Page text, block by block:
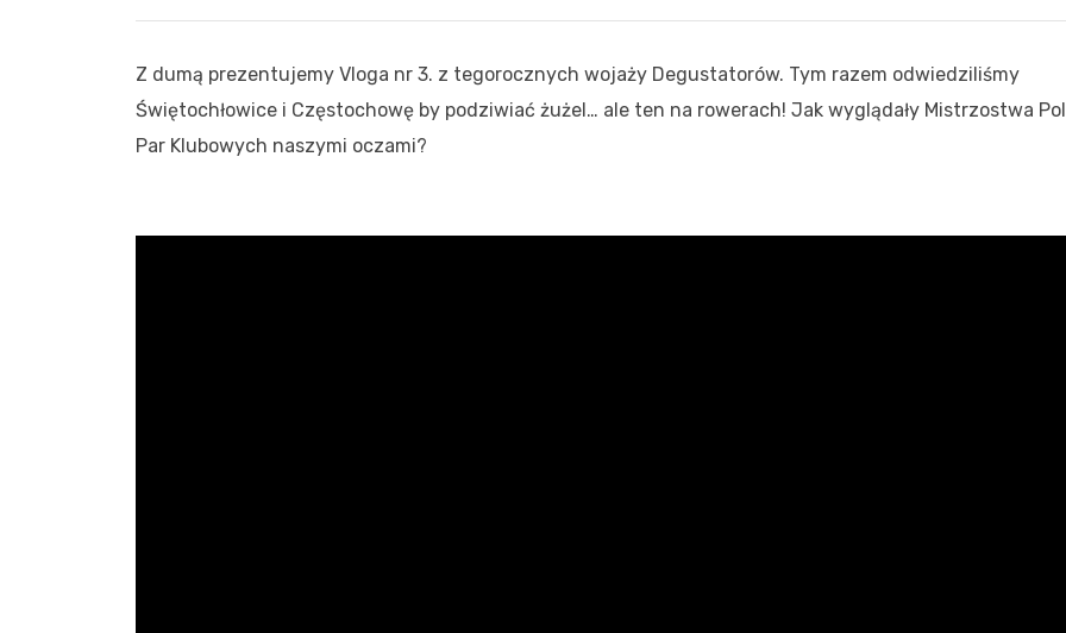
Z dumą prezentujemy Vloga nr 3. z tegorocznych wojaży Degustatorów. Tym razem odwiedziliśmy
Świętochłowice i Częstochowę by podziwiać żużel… ale ten na rowerach! Jak wyglądały Mistrzostwa
Par Klubowych naszymi oczami?